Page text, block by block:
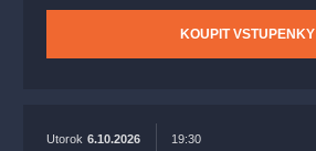
KOUPIT VSTUPENKY
Utorok 6.10.2026 19:30